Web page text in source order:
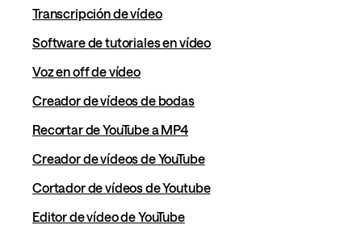
Transcripción de vídeo
Software de tutoriales en vídeo
Voz en off de vídeo
Creador de vídeos de bodas
Recortar de YouTube a MP4
Creador de vídeos de YouTube
Cortador de vídeos de Youtube
Editor de vídeo de YouTube